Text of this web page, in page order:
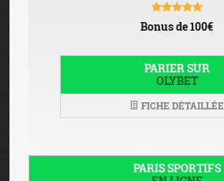
Bonus de 100€
PARIER SUR
OLYBET
FICHE DÉTAILLÉE
PARIS SPORTIFS